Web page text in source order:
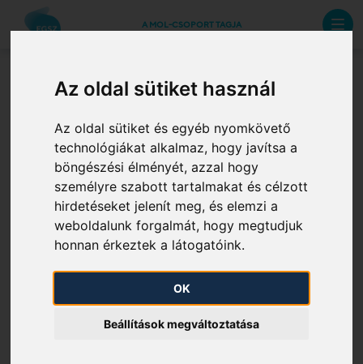
Az oldal sütiket használ
Az oldal sütiket és egyéb nyomkövető
technológiákat alkalmaz, hogy javítsa a
böngészési élményét, azzal hogy
személyre szabott tartalmakat és célzott
hirdetéseket jelenít meg, és elemzi a
weboldalunk forgalmát, hogy megtudjuk
honnan érkeztek a látogatóink.
OK
Beállítások megváltoztatása
A MOL-CSOPORT TAGJA
kereskedelmi szabályzatok,
rendszerhasználókra
vonatkozó feltételek
3.1.2. (c) 1. Harmonizált szállítási szerződések és egyéb
vonatkozó dokumentumok
3.1.2 (c) 2. Gázminőségi paraméterek (égéshő-GCV,
Wobbe-szám) pontonként, és az ezektől való